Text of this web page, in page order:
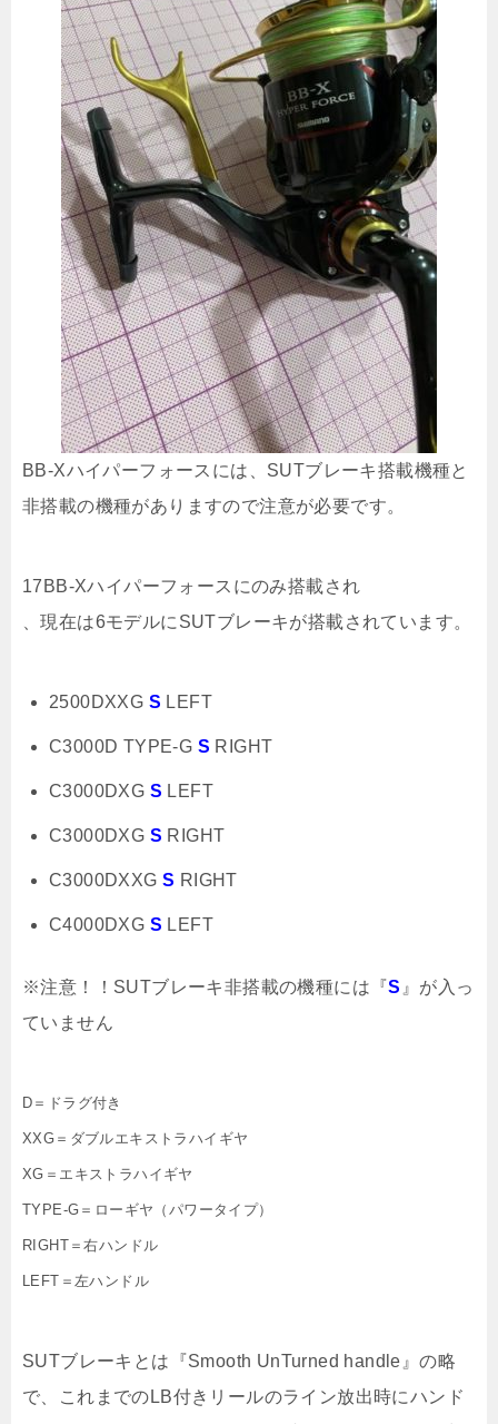
BB-Xハイパーフォースには、SUTブレーキ搭載機種と
非搭載の機種がありますので注意が必要です。
17BB-Xハイパーフォースにのみ搭載され
、現在は6モデルにSUTブレーキが搭載されています。
2500DXXG S LEFT
C3000D TYPE-G S RIGHT
C3000DXG S LEFT
C3000DXG S RIGHT
C3000DXXG S RIGHT
C4000DXG S LEFT
※注意！！SUTブレーキ非搭載の機種には『S 』が入っ
ていません
D＝ドラグ付き
XXG＝ダブルエキストラハイギヤ
XG＝エキストラハイギヤ
TYPE-G＝ローギヤ（パワータイプ）
RIGHT＝右ハンドル
LEFT＝左ハンドル
SUTブレーキとは『Smooth UnTurned handle』の略
で、これまでのLB付きリールのライン放出時にハンド